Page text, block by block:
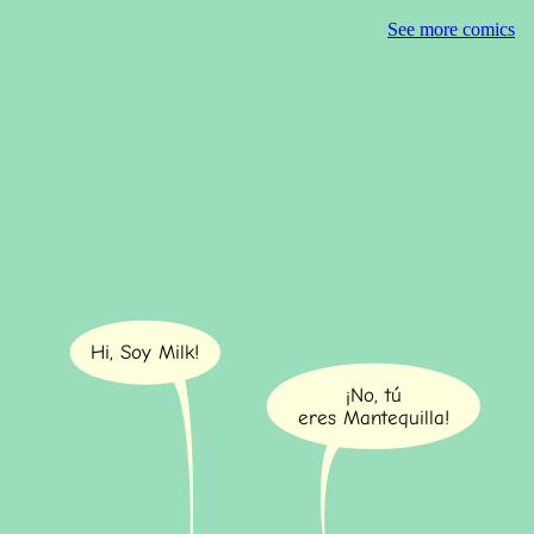
Hi, Soy Milk!
¡No, tú
eres Mantequilla!
See more comics